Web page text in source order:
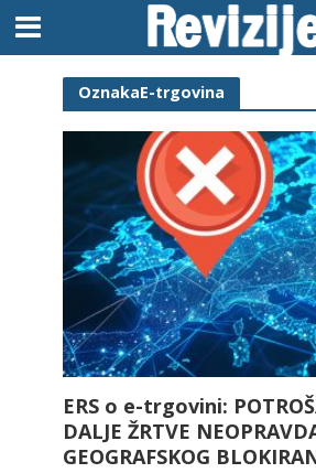
OznakaE-trgovina
ERS o e-trgovini:
DALJE ŽRTVE
GEOGRAFSKOG